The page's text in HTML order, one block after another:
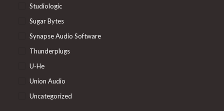
Studiologic
Sugar Bytes
Synapse Audio Software
Thunderplugs
U-He
Union Audio
Uncategorized